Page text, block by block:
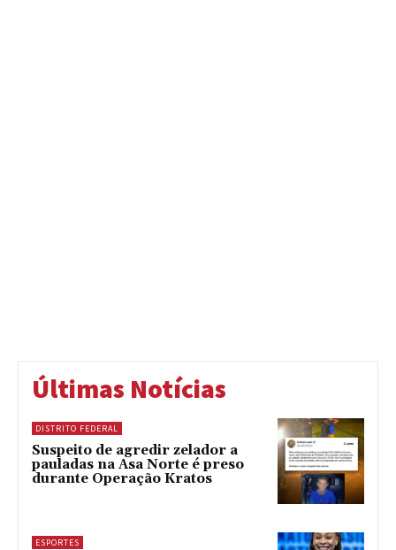
Últimas Notícias
DISTRITO FEDERAL
Suspeito de agredir zelador a
pauladas na Asa Norte é preso
durante Operação Kratos
ESPORTES